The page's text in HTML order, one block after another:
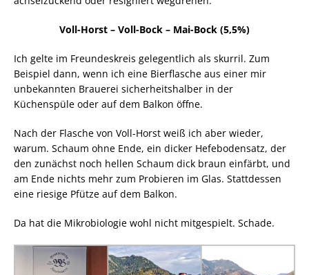
Voll-Horst – Voll-Bock – Mai-Bock (5,5%)
Ich gelte im Freundeskreis gelegentlich als skurril. Zum
Beispiel dann, wenn ich eine Bierflasche aus einer mir
unbekannten Brauerei sicherheitshalber in der
Küchenspüle oder auf dem Balkon öffne.
Nach der Flasche von Voll-Horst weiß ich aber wieder,
warum. Schaum ohne Ende, ein dicker Hefebodensatz, der
den zunächst noch hellen Schaum dick braun einfärbt, und
am Ende nichts mehr zum Probieren im Glas. Stattdessen
eine riesige Pfütze auf dem Balkon.
Da hat die Mikrobiologie wohl nicht mitgespielt. Schade.